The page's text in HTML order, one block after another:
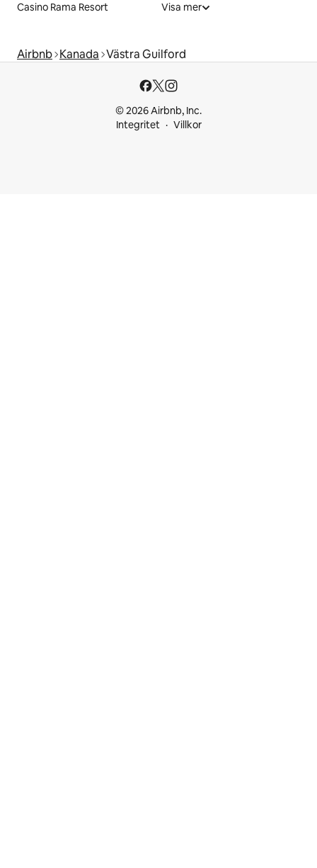
Casino Rama Resort Visa mer
Airbnb Kanada Västra Guilford
© 2026 Airbnb, Inc.
Integritet
Villkor